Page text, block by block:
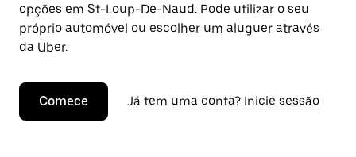
opções em St-Loup-De-Naud. Pode utilizar o seu
próprio automóvel ou escolher um aluguer através
da Uber.
Comece Já tem uma conta? Inicie sessão